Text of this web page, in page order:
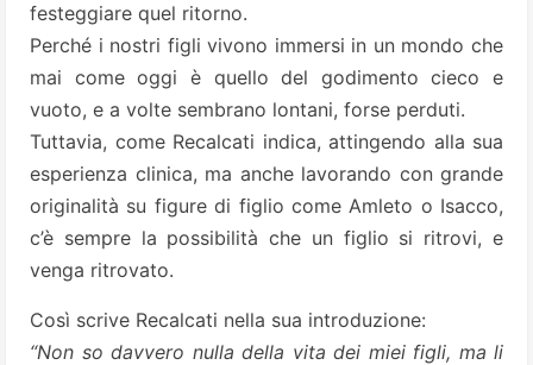
festeggiare quel ritorno.
Perché i nostri figli vivono immersi in un mondo che
mai come oggi è quello del godimento cieco e
vuoto, e a volte sembrano lontani, forse perduti.
Tuttavia, come Recalcati indica, attingendo alla sua
esperienza clinica, ma anche lavorando con grande
originalità su figure di figlio come Amleto o Isacco,
c’è sempre la possibilità che un figlio si ritrovi, e
venga ritrovato.
Così scrive Recalcati nella sua introduzione:
“Non so davvero nulla della vita dei miei figli, ma li